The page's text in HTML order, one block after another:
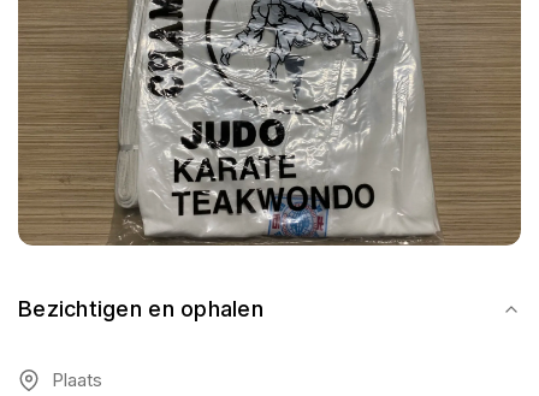
Bezichtigen en ophalen
Plaats